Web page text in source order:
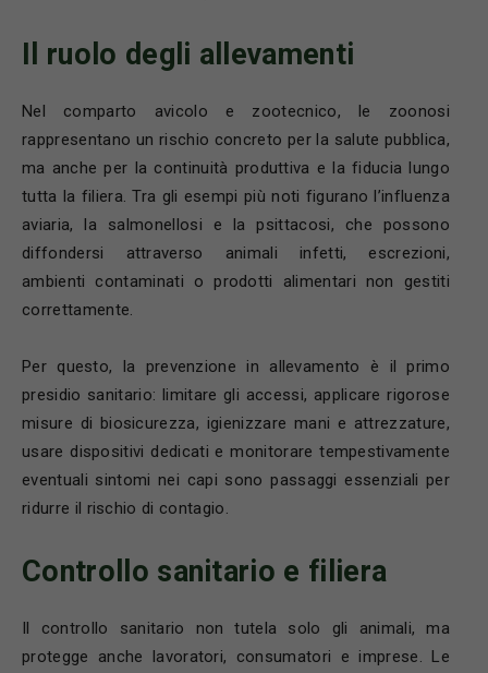
Il ruolo degli allevamenti
Nel comparto avicolo e zootecnico, le zoonosi
rappresentano un rischio concreto per la salute pubblica,
ma anche per la continuità produttiva e la fiducia lungo
tutta la filiera. Tra gli esempi più noti figurano l’influenza
aviaria, la salmonellosi e la psittacosi, che possono
diffondersi attraverso animali infetti, escrezioni,
ambienti contaminati o prodotti alimentari non gestiti
correttamente.
Per questo, la prevenzione in allevamento è il primo
presidio sanitario: limitare gli accessi, applicare rigorose
misure di biosicurezza, igienizzare mani e attrezzature,
usare dispositivi dedicati e monitorare tempestivamente
eventuali sintomi nei capi sono passaggi essenziali per
ridurre il rischio di contagio.
Controllo sanitario e filiera
Il controllo sanitario non tutela solo gli animali, ma
protegge anche lavoratori, consumatori e imprese. Le